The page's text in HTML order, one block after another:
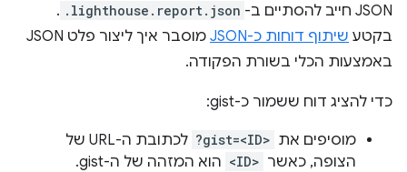
JSON חייב להסתיים ב-
.lighthouse.report.json
.
בקטע שיתוף דוחות כ-JSON
מוסבר איך ליצור פלט JSON
באמצעות הכלי בשורת הפקודה.
כדי להציג דוח ששמור כ-gist:
מוסיפים את ?gist=<ID>
לכתובת ה-URL של
הצופה, כאשר <ID> הוא המזהה של ה-gist.